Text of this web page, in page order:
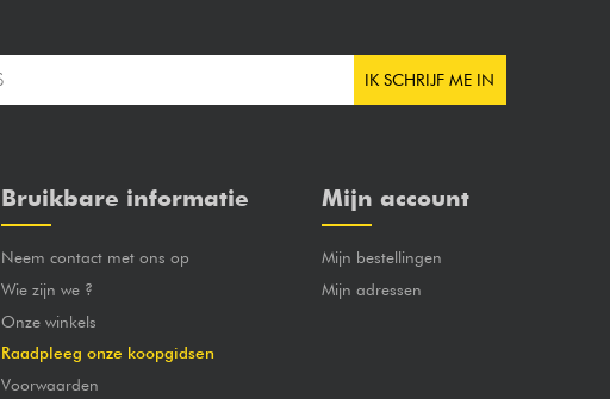
IK SCHRIJF ME IN
Bruikbare informatie
Neem contact met ons op
Wie zijn we ?
Onze winkels
Raadpleeg onze koopgidsen
Voorwaarden
Mijn account
Mijn bestellingen
Mijn adressen